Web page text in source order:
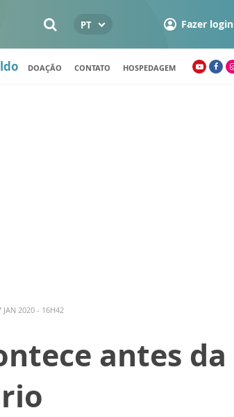
PT Fazer login
DOAÇÃO CONTATO HOSPEDAGEM
JAN 2020 - 16H42
antes da